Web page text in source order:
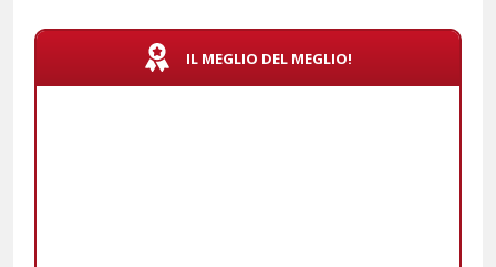
IL MEGLIO DEL MEGLIO!